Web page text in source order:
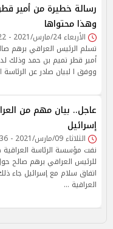
رسالة خطيرة من أمير
وهذا محتواها
الأربعاء 24/مارس/2021 - 05:22 م
تسلم الرئيس العراقي برهم
أمير قطر تميم بن حمد وذلك
ووفق ا لبيان صادر عن
عاجل.. بيان مهم من
إسرائيل
الثلاثاء 09/مارس/2021 - 06:36 م
نفت مؤسسة الرئاسة
للرئيس العراقي برهم صالح
اتفاق سلام مع إسرائيل جاء
العراقية …